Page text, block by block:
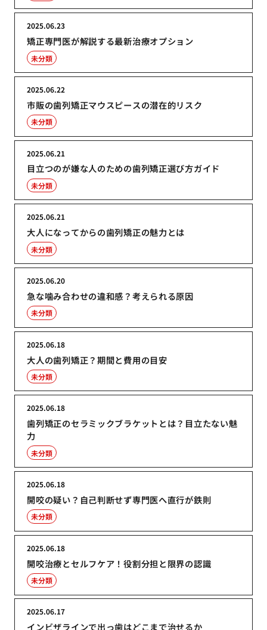
矯正専門医が解説する最新治療オプション
2025.06.23
未分類
市販の歯列矯正マウスピースの潜在的リスク
2025.06.22
未分類
目立つのが嫌な人のための歯列矯正選び方ガイド
2025.06.21
未分類
大人になってからの歯列矯正の魅力とは
2025.06.21
未分類
急な噛み合わせの違和感？考えられる原因
2025.06.20
未分類
大人の歯列矯正？期間と費用の目安
2025.06.18
未分類
歯列矯正のセラミックブラケットとは？目立たない魅
力
2025.06.18
未分類
開咬の疑い？自己判断せず専門医へ直行が鉄則
2025.06.18
未分類
開咬治療とセルフケア！役割分担と限界の認識
2025.06.18
未分類
インビザラインで出っ歯はどこまで治せるか
2025.06.17